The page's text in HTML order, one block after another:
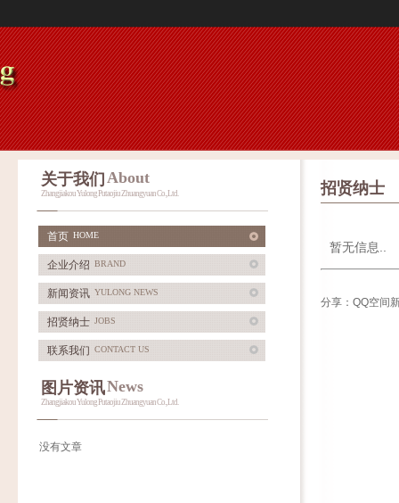
关于我们 About
Zhangjiakou Yulong Putaojiu Zhuangyuan Co., Ltd.
首页 HOME
企业介绍 BRAND
新闻资讯 YULONG NEWS
招贤纳士 JOBS
联系我们 CONTACT US
图片资讯News
Zhangjiakou Yulong Putaojiu Zhuangyuan Co., Ltd.
没有文章
招贤纳士
暂无信息..
分享： QQ空间